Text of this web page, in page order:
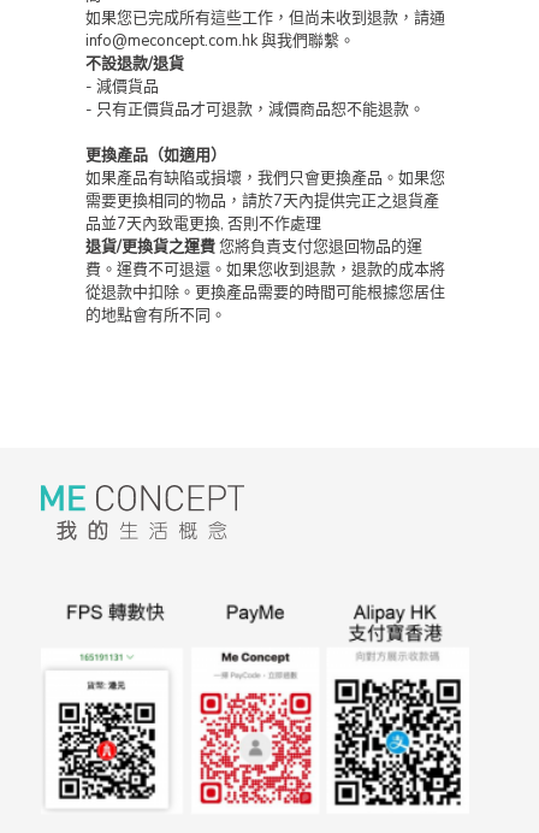
如果您已完成所有這些工作，但尚未收到退款，請通
info@meconcept.com.hk 與我們聯繫。
不設退款/退貨
- 減價貨品
- 只有正價貨品才可退款，減價商品恕不能退款。
更換產品（如適用）
如果產品有缺陷或損壞，我們只會更換產品。如果您
需要更換相同的物品，請於7天內提供完正之退貨產
品並7天內致電更換, 否則不作處理
退貨/更換貨之運費您將負責支付您退回物品的運
費。運費不可退還。如果您收到退款，退款的成本將
從退款中扣除。更換產品需要的時間可能根據您居住
的地點會有所不同。